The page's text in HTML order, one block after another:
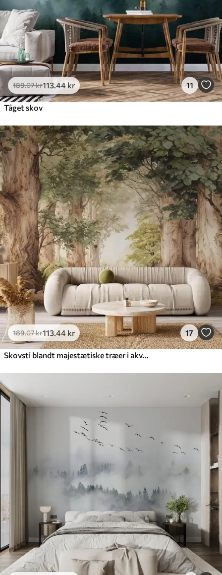
189.07kr113.44 kr 11
Tåget skov
189.07kr113.44 kr 17
Skovsti blandt majestætiske træer i akvarelstil